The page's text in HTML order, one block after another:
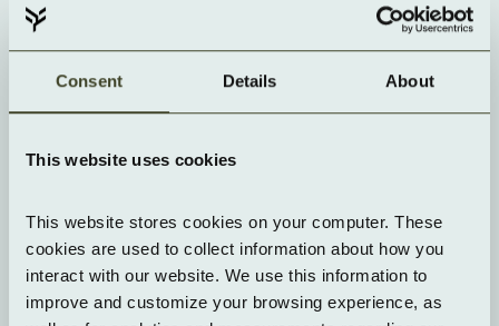
Consent Details About
This website uses cookies
This website stores cookies on your computer. These
cookies are used to collect information about how you
interact with our website. We use this information to
improve and customize your browsing experience, as
Service Level
Reaktionszeit 90 Min bei kritisch
Geo-Redundanz in Vorbereitung
Kontakt aufnehmen
Ist der Object Storage S3-kompatibel?
Wie skaliert der Speicher?